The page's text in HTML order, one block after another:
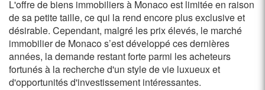
L'offre de biens immobiliers à Monaco est limitée en raison
de sa petite taille, ce qui la rend encore plus exclusive et
désirable. Cependant, malgré les prix élevés, le marché
immobilier de Monaco s’est développé ces dernières
années, la demande restant forte parmi les acheteurs
fortunés à la recherche d'un style de vie luxueux et
d'opportunités d'investissement intéressantes.